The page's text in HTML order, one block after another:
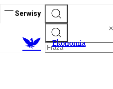
Serwisy
Ekonomia